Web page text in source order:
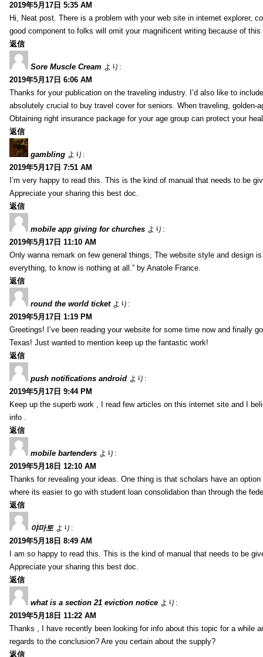
2019年5月17日 5:35 AM
Hi, Neat post. There is a problem with your web site in internet explorer,
good component to folks will omit your magnificent writing because of this
返信
Sore Muscle Cream より:
2019年5月17日 6:06 AM
Thanks for your publication on the traveling industry. I’d also like to
absolutely crucial to buy travel cover for seniors. When traveling, golden-
Obtaining right insurance package for your age group can protect your
返信
gambling より:
2019年5月17日 7:51 AM
I’m very happy to read this. This is the kind of manual that needs to be
Appreciate your sharing this best doc.
返信
mobile app giving for churches より:
2019年5月17日 11:10 AM
Only wanna remark on few general things, The website style and design
everything, to know is nothing at all.” by Anatole France.
返信
round the world ticket より:
2019年5月17日 1:19 PM
Greetings! I’ve been reading your website for some time now and finally
Texas! Just wanted to mention keep up the fantastic work!
返信
push notifications android より:
2019年5月17日 9:44 PM
Keep up the superb work , I read few articles on this internet site and I
info .
返信
mobile bartenders より:
2019年5月18日 12:10 AM
Thanks for revealing your ideas. One thing is that scholars have an
where its easier to go with student loan consolidation than through the
返信
야마토 より:
2019年5月18日 8:49 AM
I am so happy to read this. This is the kind of manual that needs to be
Appreciate your sharing this best doc.
返信
what is a section 21 eviction notice より:
2019年5月18日 11:22 AM
Thanks , I have recently been looking for info about this topic for a while
regards to the conclusion? Are you certain about the supply?
返信